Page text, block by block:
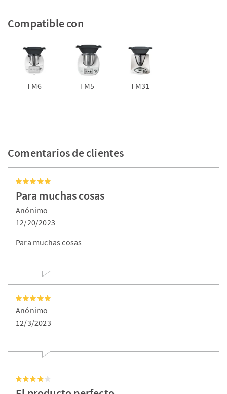
Compatible con
TM6 TM5 TM31
Comentarios de clientes
Para muchas cosas
Anónimo
12/20/2023
Para muchas cosas
Anónimo
12/3/2023